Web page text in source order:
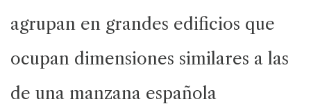
agrupan en grandes edificios que
ocupan dimensiones similares a las
de una manzana española